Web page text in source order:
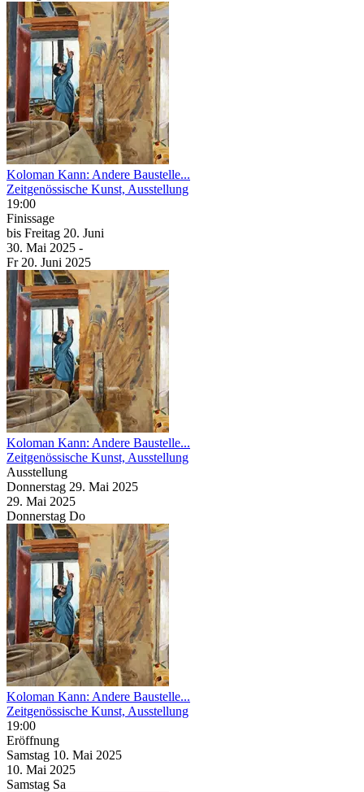
Koloman Kann: Andere Baustelle...
Zeitgenössische Kunst, Ausstellung
19:00
Finissage
bis Freitag 20. Juni
30. Mai 2025 -
Fr 20. Juni 2025
Koloman Kann: Andere Baustelle...
Zeitgenössische Kunst, Ausstellung
Ausstellung
Donnerstag 29. Mai 2025
29. Mai 2025
Donnerstag Do
Koloman Kann: Andere Baustelle...
Zeitgenössische Kunst, Ausstellung
19:00
Eröffnung
Samstag 10. Mai 2025
10. Mai 2025
Samstag Sa